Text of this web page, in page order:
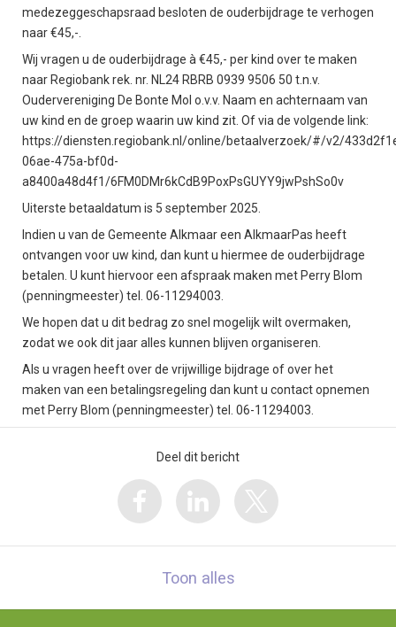
medezeggeschapsraad besloten de ouderbijdrage te verhogen
naar €45,-.
Wij vragen u de ouderbijdrage à €45,- per kind over te maken
naar Regiobank rek. nr. NL24 RBRB 0939 9506 50 t.n.v.
Oudervereniging De Bonte Mol o.v.v. Naam en achternaam van
uw kind en de groep waarin uw kind zit. Of via de volgende link:
https://diensten.regiobank.nl/online/betaalverzoek/#/v2/
06ae-475a-bf0d-
a8400a48d4f1/6FM0DMr6kCdB9PoxPsGUYY9jwPshSo0v
Uiterste betaaldatum is 5 september 2025.
Indien u van de Gemeente Alkmaar een AlkmaarPas heeft
ontvangen voor uw kind, dan kunt u hiermee de ouderbijdrage
betalen. U kunt hiervoor een afspraak maken met Perry Blom
(penningmeester) tel. 06-11294003.
We hopen dat u dit bedrag zo snel mogelijk wilt overmaken,
zodat we ook dit jaar alles kunnen blijven organiseren.
Als u vragen heeft over de vrijwillige bijdrage of over het
maken van een betalingsregeling dan kunt u contact opnemen
met Perry Blom (penningmeester) tel. 06-11294003.
Deel dit bericht
Toon alles